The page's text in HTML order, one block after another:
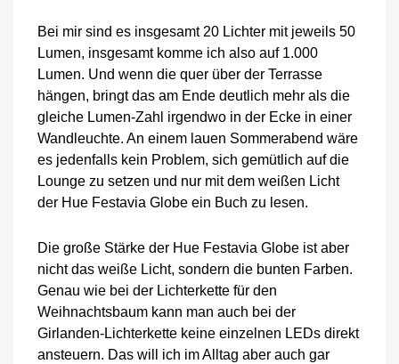
Bei mir sind es insgesamt 20 Lichter mit jeweils 50
Lumen, insgesamt komme ich also auf 1.000
Lumen. Und wenn die quer über der Terrasse
hängen, bringt das am Ende deutlich mehr als die
gleiche Lumen-Zahl irgendwo in der Ecke in einer
Wandleuchte. An einem lauen Sommerabend wäre
es jedenfalls kein Problem, sich gemütlich auf die
Lounge zu setzen und nur mit dem weißen Licht
der Hue Festavia Globe ein Buch zu lesen.
Die große Stärke der Hue Festavia Globe ist aber
nicht das weiße Licht, sondern die bunten Farben.
Genau wie bei der Lichterkette für den
Weihnachtsbaum kann man auch bei der
Girlanden-Lichterkette keine einzelnen LEDs direkt
ansteuern. Das will ich im Alltag aber auch gar